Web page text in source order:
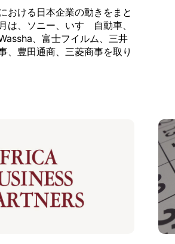
おける日本企業の動きをまと
は、ソニー、いすゞ自動車、
、富士フイルム、三井
、豊田通商、三菱商事を取り